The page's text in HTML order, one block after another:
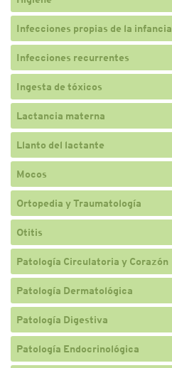
Infecciones propias de la infancia
Infecciones recurrentes
Ingesta de tóxicos
Lactancia materna
Llanto del lactante
Mocos
Ortopedia y Traumatología
Otitis
Patología Circulatoria y Corazón
Patología Dermatológica
Patología Digestiva
Patología Endocrinológica